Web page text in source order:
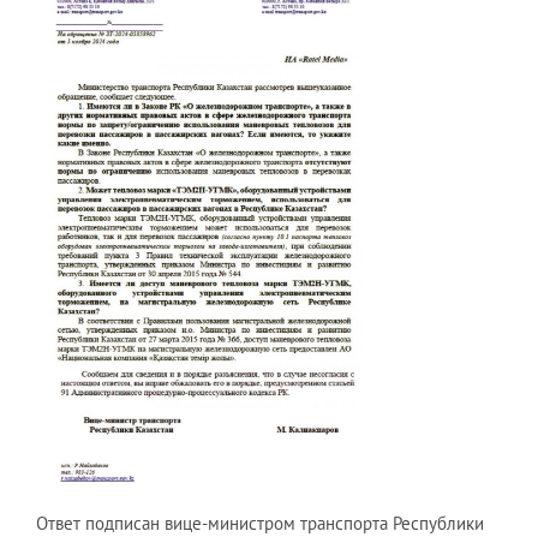
Ответ подписан вице-министром транспорта Республики